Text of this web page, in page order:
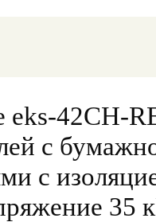
42CH-
с
с
35